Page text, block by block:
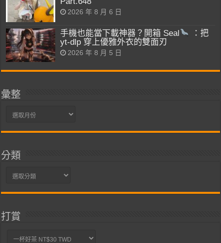
2026 年 8 月 6 日
手機也能當下載神器？開箱 Seal
：把
yt-dlp 穿上優雅外衣的雙面刃
2026 年 8 月 5 日
彙整
彙
分類
分
打賞